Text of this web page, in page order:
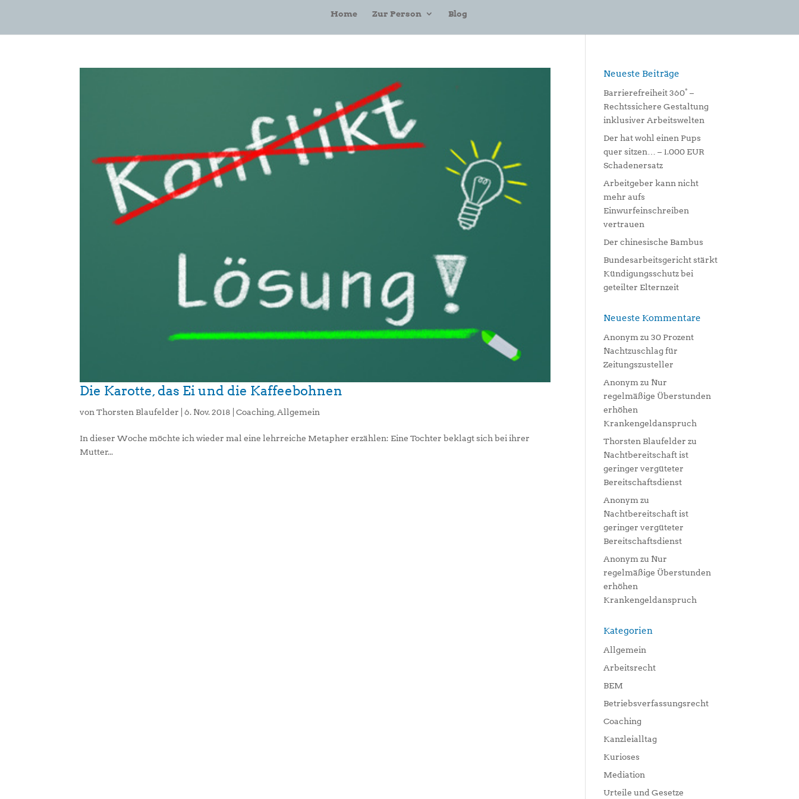
Home Zur Person Blog
Die Karotte, das Ei und die Kaffeebohnen
vonThorsten Blaufelder |6. Nov. 2018 |Coaching,Allgemein
In dieser Woche möchte ich wieder mal eine lehrreiche Metapher erzählen: Eine Tochter beklagt sich bei ihrer
Mutter...
Neueste Beiträge
Barrierefreiheit 360° –
Rechtssichere Gestaltung
inklusiver Arbeitswelten
Der hat wohl einen Pups
quer sitzen… – 1.000 EUR
Schadenersatz
Arbeitgeber kann nicht
mehr aufs
Einwurfeinschreiben
vertrauen
Der chinesische Bambus
Bundesarbeitsgericht stärkt
Kündigungsschutz bei
geteilter Elternzeit
Neueste Kommentare
Anonym zu30 Prozent
Nachtzuschlag für
Zeitungszusteller
Anonym zu Nur
regelmäßige Überstunden
erhöhen
Krankengeldanspruch
Thorsten Blaufelder zu
Nachtbereitschaft ist
geringer vergüteter
Bereitschaftsdienst
Anonym zu
Nachtbereitschaft ist
geringer vergüteter
Bereitschaftsdienst
Anonym zu Nur
regelmäßige Überstunden
erhöhen
Krankengeldanspruch
Kategorien
Allgemein
Arbeitsrecht
BEM
Betriebsverfassungsrecht
Coaching
Kanzleialltag
Kurioses
Mediation
Urteile und Gesetze